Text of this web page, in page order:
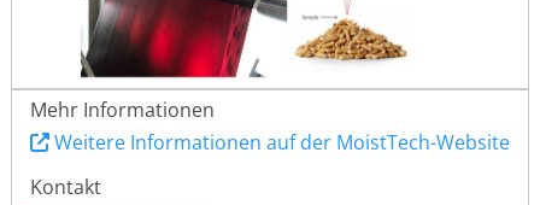
Mehr Informationen
Weitere Informationen auf der MoistTech-Website
Kontakt